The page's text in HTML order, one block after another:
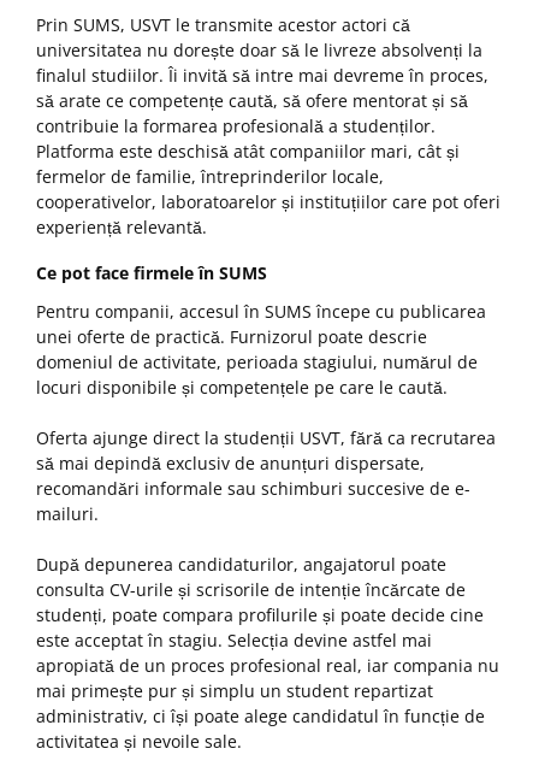
Prin SUMS, USVT le transmite acestor actori că
universitatea nu dorește doar să le livreze absolvenți la
finalul studiilor. Îi invită să intre mai devreme în proces,
să arate ce competențe caută, să ofere mentorat și să
contribuie la formarea profesională a studenților.
Platforma este deschisă atât companiilor mari, cât și
fermelor de familie, întreprinderilor locale,
cooperativelor, laboratoarelor și instituțiilor care pot oferi
experiență relevantă.
Ce pot face firmele în SUMS
Pentru companii, accesul în SUMS începe cu publicarea
unei oferte de practică. Furnizorul poate descrie
domeniul de activitate, perioada stagiului, numărul de
locuri disponibile și competențele pe care le caută.
Oferta ajunge direct la studenții USVT, fără ca recrutarea
să mai depindă exclusiv de anunțuri dispersate,
recomandări informale sau schimburi succesive de e-
mailuri.
După depunerea candidaturilor, angajatorul poate
consulta CV-urile și scrisorile de intenție încărcate de
studenți, poate compara profilurile și poate decide cine
este acceptat în stagiu. Selecția devine astfel mai
apropiată de un proces profesional real, iar compania nu
mai primește pur și simplu un student repartizat
administrativ, ci își poate alege candidatul în funcție de
activitatea și nevoile sale.